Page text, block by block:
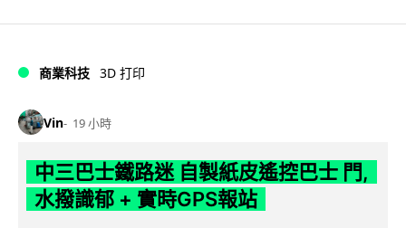
商業科技 3D 打印
Vin 19 小時
中三巴士鐵路迷 自製紙皮遙控巴士 門,
水撥識郁 + 實時GPS報站